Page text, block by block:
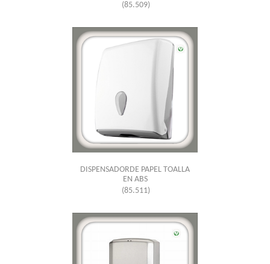
(85.509)
DISPENSADORDE PAPEL TOALLA
EN ABS
(85.511)